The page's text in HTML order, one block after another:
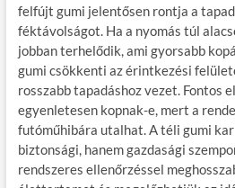
felfújt gumi jelentősen rontja a
féktávolságot. Ha a nyomás túl
jobban terhelődik, ami gyorsabb
gumi csökkenti az érintkezési
rosszabb tapadáshoz vezet. Fontos
egyenletesen kopnak-e, mert a
futóműhibára utalhat. A téli gumi
biztonsági, hanem gazdasági
rendszeres ellenőrzéssel